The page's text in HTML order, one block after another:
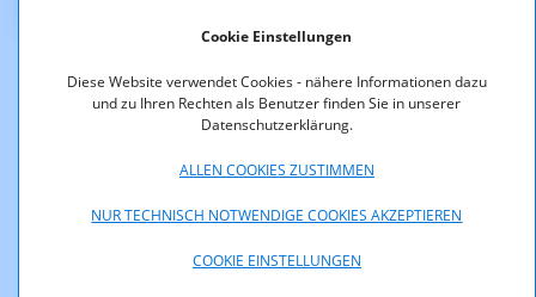
Cookie Einstellungen
Diese Website verwendet Cookies - nähere Informationen dazu
und zu Ihren Rechten als Benutzer finden Sie in unserer
Datenschutzerklärung.
ALLEN COOKIES ZUSTIMMEN
NUR TECHNISCH NOTWENDIGE COOKIES AKZEPTIEREN
COOKIE EINSTELLUNGEN